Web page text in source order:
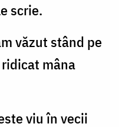
scrie.
văzut stând pe
mâna
viu în vecii